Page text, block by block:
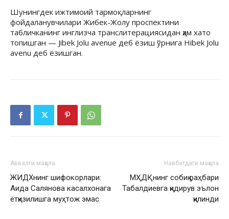
Шунингдек ижтимоий тармоқларнинг
фойдаланувчилари Жибек-Жолу проспектини
табличканинг инглизча транслитерациясидан ҳам хато
топишган — Jibek Jolu avenue деб ёзиш ўрнига Hibek Jolu
avenu деб ёзишган.
Аввалги мақола
ЖИДХнинг шифокорлари:
Аида Салянова касалхонага
ётқизилишга муҳтож эмас
Навбатдаги мақола
МҲДҚнинг собиқ раҳбари
Табалдиевга қидирув эълон
қилинди